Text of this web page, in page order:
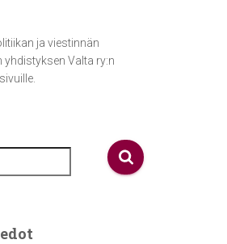
ja viestinnän
yhdistyksen Valta ry:n